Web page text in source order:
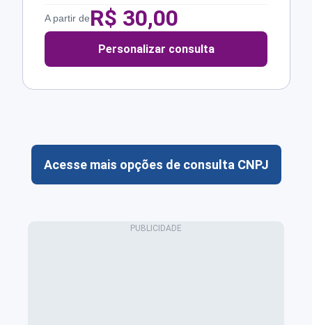
A partir deR$ 30,00
Personalizar consulta
Acesse mais opções de consulta CNPJ